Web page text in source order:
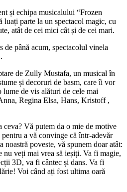
și echipa musicalului “Frozen
luați parte la un spectacol magic, cu
atât de cei mici cât și de cei mari.
de până acum, spectacolul vinela
de Zully Mustafa, un musical în
și decoruri de basm, care îi vor
de vis alături de cele mai
Regina Elsa, Hans, Kristoff ,
ceva? Vă putem da o mie de motive
a vă convinge că într-adevăr
noastră poveste, vă spunem doar atât:
nu veți mai vrea să ieșiți. Va fi magie,
3D, va fi cântec și dans. Va fi
Voi când ați fost ultima oară